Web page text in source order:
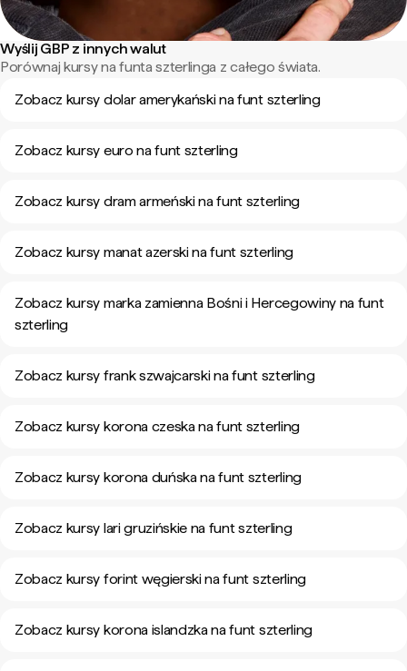
Wyślij GBP z innych walut
Porównaj kursy na funta szterlinga z całego świata.
Zobacz kursy dolar amerykański na funt szterling
Zobacz kursy euro na funt szterling
Zobacz kursy dram armeński na funt szterling
Zobacz kursy manat azerski na funt szterling
Zobacz kursy marka zamienna Bośni i Hercegowiny na funt
szterling
Zobacz kursy frank szwajcarski na funt szterling
Zobacz kursy korona czeska na funt szterling
Zobacz kursy korona duńska na funt szterling
Zobacz kursy lari gruzińskie na funt szterling
Zobacz kursy forint węgierski na funt szterling
Zobacz kursy korona islandzka na funt szterling